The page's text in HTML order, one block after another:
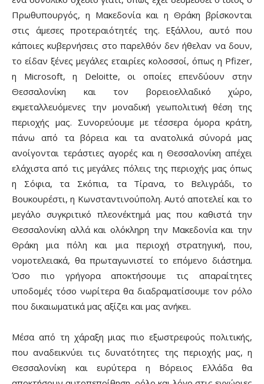
Πρωθυπουργός, η Μακεδονία και η Θράκη βρίσκονται
στις άμεσες προτεραιότητές της. Εξάλλου, αυτό που
κάποιες κυβερνήσεις στο παρελθόν δεν ήθελαν να δουν,
το είδαν ξένες μεγάλες εταιρίες κολοσσοί, όπως η Pfizer,
η Microsoft, η Deloitte, οι οποίες επενδύουν στην
Θεσσαλονίκη και τον βορειοελλαδικό χώρο,
εκμεταλλευόμενες την μοναδική γεωπολιτική θέση της
περιοχής μας. Συνορεύουμε με τέσσερα όμορα κράτη,
πάνω από τα βόρεια και τα ανατολικά σύνορά μας
ανοίγονται τεράστιες αγορές και η Θεσσαλονίκη απέχει
ελάχιστα από τις μεγάλες πόλεις της περιοχής μας όπως
η Σόφια, τα Σκόπια, τα Τίρανα, το Βελιγράδι, το
Βουκουρέστι, η Κωνσταντινούπολη. Αυτό αποτελεί και το
μεγάλο συγκριτικό πλεονέκτημά μας που καθιστά την
Θεσσαλονίκη αλλά και ολόκληρη την Μακεδονία και την
Θράκη μια πόλη και μια περιοχή στρατηγική, που,
νομοτελειακά, θα πρωταγωνιστεί το επόμενο διάστημα.
Όσο πιο γρήγορα αποκτήσουμε τις απαραίτητες
υποδομές τόσο νωρίτερα θα διαδραματίσουμε τον ρόλο
που δικαιωματικά μας αξίζει και μας ανήκει.
Μέσα από τη χάραξη μιας πιο εξωστρεφούς πολιτικής,
που αναδεικνύει τις δυνατότητες της περιοχής μας, η
Θεσσαλονίκη και ευρύτερα η Βόρειος Ελλάδα θα